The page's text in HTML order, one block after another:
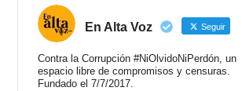
En Alta Voz Seguir
Contra la Corrupción #NiOlvidoNiPerdón, un
espacio libre de compromisos y censuras.
Fundado el 7/7/2017.